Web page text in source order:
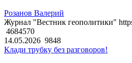
Розанов Валерий
Журнал "Вестник геополитики"
4684570
14.05.2026 9848
Клади трубку без разговоров!